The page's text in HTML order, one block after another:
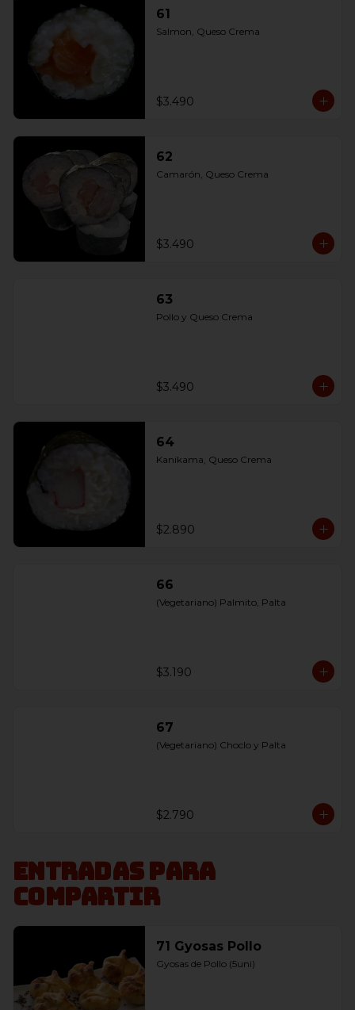
61
Salmon, Queso Crema
$3.490
62
Camarón, Queso Crema
$3.490
63
Pollo y Queso Crema
$3.490
64
Kanikama, Queso Crema
$2.890
66
(Vegetariano) Palmito, Palta
$3.190
67
(Vegetariano) Choclo y Palta
$2.790
Entradas para
compartir
71 Gyosas Pollo
Gyosas de Pollo (5uni)